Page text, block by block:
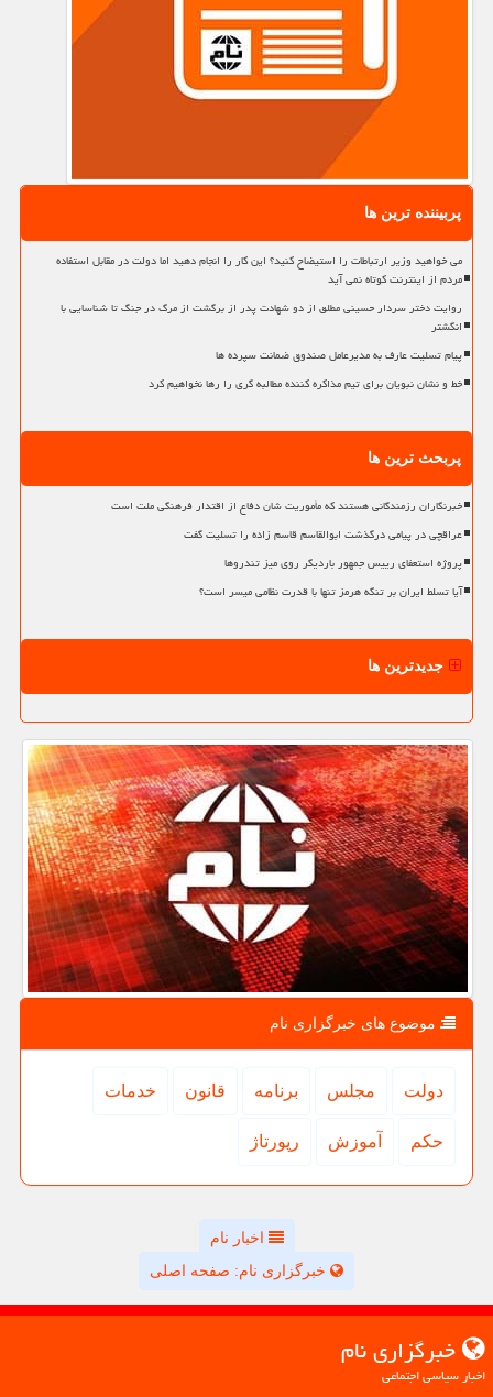
پربیننده ترین ها
می خواهید وزیر ارتباطات را استیضاح کنید؟ این کار را انجام دهید اما دولت در مقابل استفاده
مردم از اینترنت کوتاه نمی آید
روایت دختر سردار حسینی مطلق از دو شهادت پدر از برگشت از مرگ در جنگ تا شناسایی با
انگشتر
پیام تسلیت عارف به مدیرعامل صندوق ضمانت سپرده ها
خط و نشان نبویان برای تیم مذاکره کننده مطالبه گری را رها نخواهیم کرد
پربحث ترین ها
خبرنگاران رزمندگانی هستند که مأموریت شان دفاع از اقتدار فرهنگی ملت است
عراقچی در پیامی درگذشت ابوالقاسم قاسم زاده را تسلیت گفت
پروژه استعفای رییس جمهور باردیگر روی میز تندروها
آیا تسلط ایران بر تنگه هرمز تنها با قدرت نظامی میسر است؟
جدیدترین ها
موضوع های خبرگزاری نام
دولت مجلس برنامه قانون خدمات
حكم آموزش رپورتاژ
اخبار نام
خبرگزاری نام: صفحه اصلی
خبرگزاری نام
اخبار سیاسی اجتماعی